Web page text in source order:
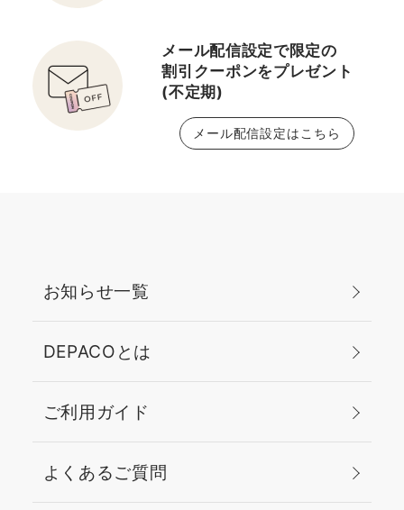
メール配信設定で限定の
割引クーポンをプレゼント
(不定期)
メール配信設定はこちら
お知らせ一覧
DEPACOとは
ご利用ガイド
よくあるご質問